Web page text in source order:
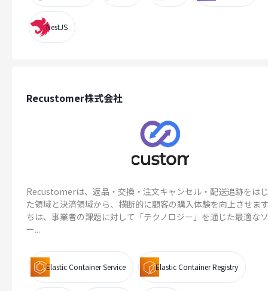
NestJS
Recustomer株式会社
Recustomerは、返品・交換・注文キャンセル・配送追跡をは
た領域と決済領域から、横断的に顧客の購入体験を向上させま
ちは、事業者の課題に対して「テクノロジー」を通じた最適な
ー...
Elastic Container Service Elastic Container Registry